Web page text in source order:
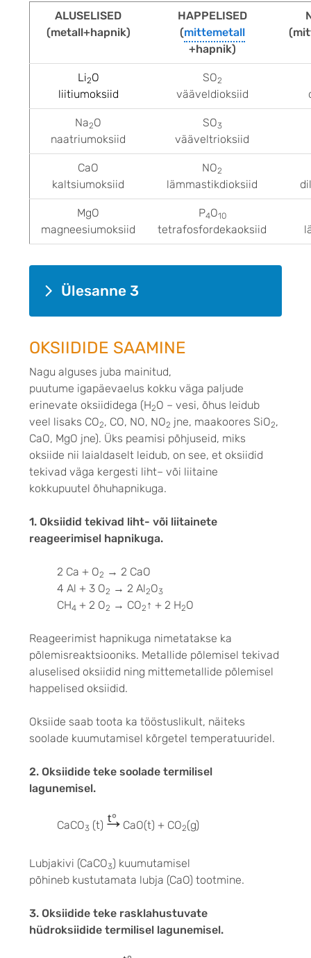
ALUSELISED
(metall+hapnik)
HAPPELISED
(mittemetall
+hapnik)
Li2O
liitiumoksiid
SO2
vääveldioksiid
Na2O
naatriumoksiid
SO3
vääveltrioksiid
CaO
kaltsiumoksiid
NO2
lämmastikdioksiid
MgO
magneesiumoksiid
P4O10
tetrafosfordekaoksiid
Ülesanne 3
OKSIIDIDE SAAMINE
Nagu alguses juba mainitud,
puutume igapäevaelus kokku väga paljude
erinevate oksiididega (H2O – vesi, õhus leidub
veel lisaks CO2, CO, NO, NO2 jne, maakoores SiO2,
CaO, MgO jne). Üks peamisi põhjuseid, miks
oksiide nii laialdaselt leidub, on see, et oksiidid
tekivad väga kergesti liht– või liitaine
kokkupuutel õhuhapnikuga.
1. Oksiidid tekivad liht- või liitainete
reageerimisel hapnikuga.
2 Ca + O2 → 2 CaO
4 Al + 3 O2 → 2 Al2O3
CH4 + 2 O2 → CO2 ↑ + 2 H2O
Reageerimist hapnikuga nimetatakse ka
põlemisreaktsiooniks. Metallide põlemisel tekivad
aluselised oksiidid ning mittemetallide põlemisel
happelised oksiidid.
Oksiide saab toota ka tööstuslikult, näiteks
soolade kuumutamisel kõrgetel temperatuuridel.
2. Oksiidide teke sooladetermilisel
lagunemisel.
CaCO3 (t) CaO(t) + CO2(g)
Lubjakivi (CaCO3) kuumutamisel
põhineb kustutamata lubja (CaO) tootmine.
3. Oksiidide teke rasklahustuvate
hüdroksiidide termilisel lagunemisel.